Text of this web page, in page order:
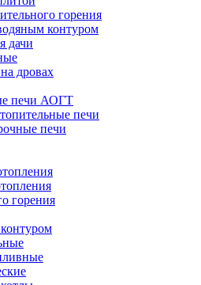
горения
контуром
дачи
дровах
печи АОГТ
печи
печи
горения